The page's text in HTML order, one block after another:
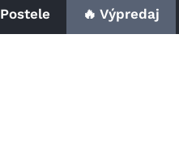
Postele 🔥 Výpredaj